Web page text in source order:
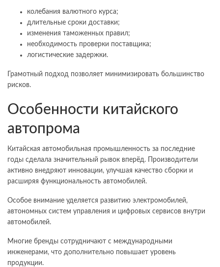
колебания валютного курса;
длительные сроки доставки;
изменения таможенных правил;
необходимость проверки поставщика;
логистические задержки.
Грамотный подход позволяет минимизировать большинство
рисков.
Особенности китайского
автопрома
Китайская автомобильная промышленность за последние
годы сделала значительный рывок вперёд. Производители
активно внедряют инновации, улучшая качество сборки и
расширяя функциональность автомобилей.
Особое внимание уделяется развитию электромобилей,
автономных систем управления и цифровых сервисов внутри
автомобилей.
Многие бренды сотрудничают с международными
инженерами, что дополнительно повышает уровень
продукции.